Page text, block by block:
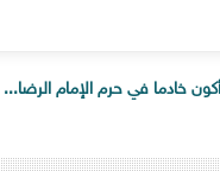
خادما في حرم الإمام الرضا...